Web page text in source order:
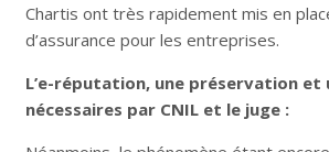
Chartis ont très rapidement mis en
d’assurance pour les entreprises.
L’e-réputation, une préservation et
nécessaires par CNIL et le juge :